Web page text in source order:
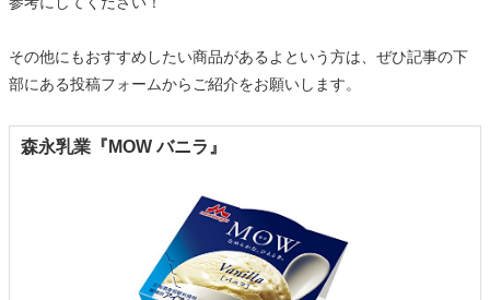
その他にもおすすめしたい商品があるよという方は、ぜひ記事の下
部にある投稿フォームからご紹介をお願いします。
森永乳業『MOW バニラ』